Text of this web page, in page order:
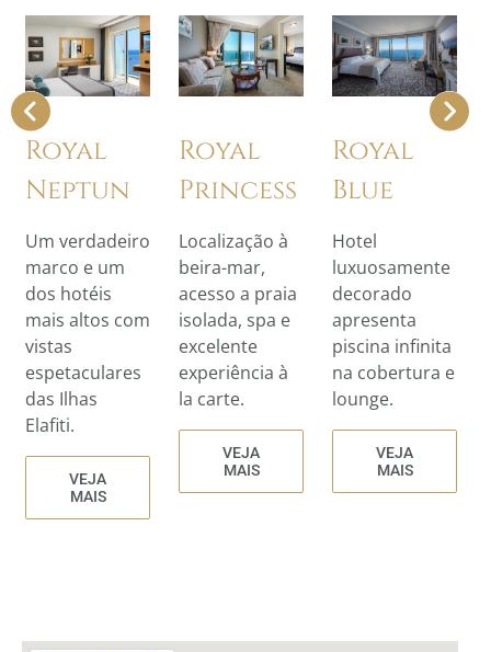
Royal
Neptun
Um verdadeiro
marco e um
dos hotéis
mais altos com
vistas
espetaculares
das Ilhas
Elafiti.
VEJA
MAIS
Royal
Princess
Localização à
beira-mar,
acesso a praia
isolada, spa e
excelente
experiência à
la carte.
VEJA
MAIS
Royal
Blue
Hotel
luxuosamente
decorado
apresenta
piscina infinita
na cobertura e
lounge.
VEJA
MAIS